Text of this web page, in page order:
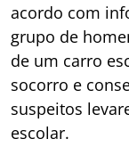
acordo com
grupo de
de um carro
socorro e
suspeitos
escolar.